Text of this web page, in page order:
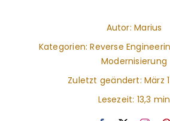
Autor: Marius
Kategorien:Reverse
Modernisierung
Zuletzt geändert: März
Lesezeit: 13,3 min